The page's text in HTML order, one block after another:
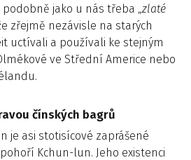
jako u nás třeba „zlaté
zřejmě nezávisle na starých
uctívali a používali ke stejným
ve Střední Americe nebo
čínských bagrů
je asi stotisícové zaprášené
Kchun-lun. Jeho existenci